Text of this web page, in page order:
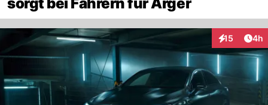
15
Interaktionen
4h